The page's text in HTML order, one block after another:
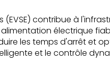
contribue à
électrique
les temps d'arrêt et
et le contrôle